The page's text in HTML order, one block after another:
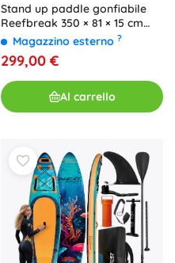
Stand up paddle gonfiabile
Reefbreak 350 × 81 × 15 cm
Neo‑Sport
Magazzino esterno ?
299,00 €
Al carrello